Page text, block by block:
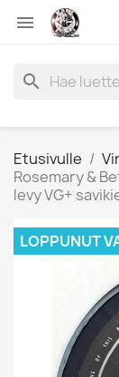

search
Etusivulle
Rosemary &
levy VG+
LOPPUNUT